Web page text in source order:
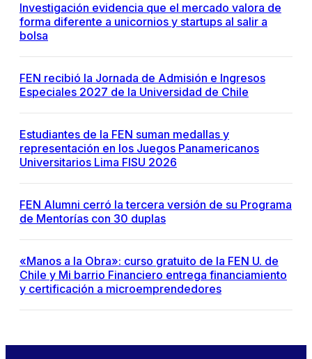
Investigación evidencia que el mercado valora de
forma diferente a unicornios y startups al salir a
bolsa
FEN recibió la Jornada de Admisión e Ingresos
Especiales 2027 de la Universidad de Chile
Estudiantes de la FEN suman medallas y
representación en los Juegos Panamericanos
Universitarios Lima FISU 2026
FEN Alumni cerró la tercera versión de su Programa
de Mentorías con 30 duplas
«Manos a la Obra»: curso gratuito de la FEN U. de
Chile y Mi barrio Financiero entrega financiamiento
y certificación a microemprendedores